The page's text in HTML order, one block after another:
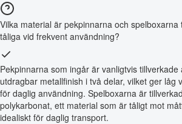
Vilka material är pekpinnarna och spelboxarna
tåliga vid frekvent användning?
Pekpinnarna som ingår är vanligtvis tillverkade
utdragbar metallfinish i två delar, vilket ger låg
för daglig användning. Spelboxarna är
polykarbonat, ett material som är tåligt mot
idealiskt för daglig transport.